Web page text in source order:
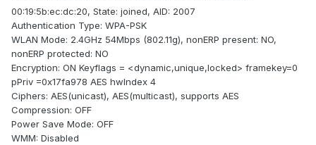
00:19:5b:ec:dc:20, State: joined, AID: 2007
Authentication Type: WPA-PSK
WLAN Mode: 2.4GHz 54Mbps (802.11g), nonERP present: NO,
nonERP protected: NO
Encryption: ON Keyflags = <dynamic,unique,locked> framekey=0
pPriv =0x17fa978 AES hwIndex 4
Ciphers: AES(unicast), AES(multicast), supports AES
Compression: OFF
Power Save Mode: OFF
WMM: Disabled